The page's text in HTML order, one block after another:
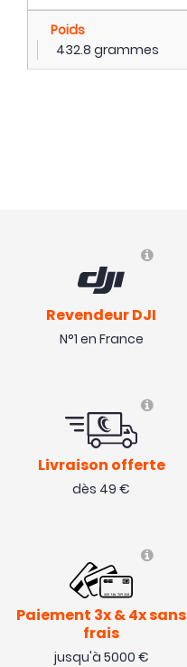
Poids
432.8 grammes
Revendeur DJI
N°1 en France
Livraison offerte
dès 49 €
Paiement 3x & 4x sans
frais
jusqu'à 5000 €